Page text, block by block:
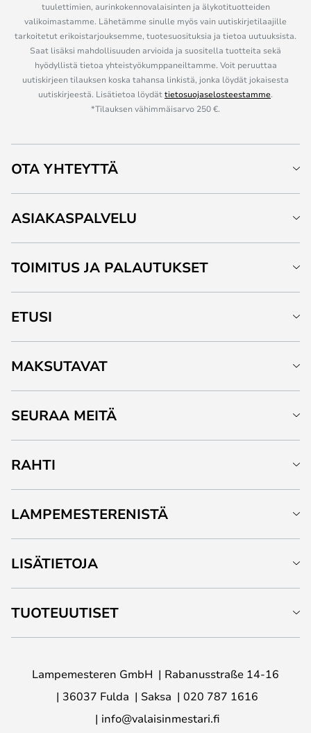
tuulettimien, aurinkokennovalaisinten ja älykotituotteiden
valikoimastamme. Lähetämme sinulle myös vain uutiskirjetilaajille
tarkoitetut erikoistarjouksemme, tuotesuosituksia ja tietoa uutuuksista.
Saat lisäksi mahdollisuuden arvioida ja suositella tuotteita sekä
hyödyllistä tietoa yhteistyökumppaneiltamme. Voit peruuttaa
uutiskirjeen tilauksen koska tahansa linkistä, jonka löydät jokaisesta
uutiskirjeestä. Lisätietoa löydättietosuojaselosteestamme.
*Tilauksen vähimmäisarvo 250 €.
OTA YHTEYTTÄ
ASIAKASPALVELU
TOIMITUS JA PALAUTUKSET
ETUSI
MAKSUTAVAT
SEURAA MEITÄ
RAHTI
LAMPEMESTERENISTÄ
LISÄTIETOJA
TUOTEUUTISET
Lampemesteren GmbH
Rabanusstraße 14-16
36037 Fulda
Saksa
020 787 1616
info@valaisinmestari.fi